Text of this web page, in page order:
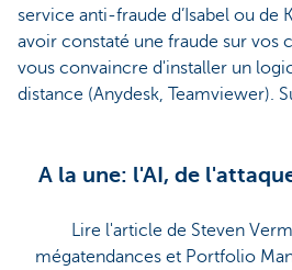
service anti-fraude d’Isabel ou de
avoir constaté une fraude sur vos
vous convaincre d'installer un
distance (Anydesk, Teamviewer).
A la une: l'AI, de
Lire l'article de Steven
mégatendances et Portfolio